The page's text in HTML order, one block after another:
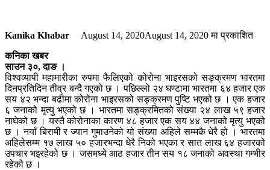
Kanika Khabar August 14, 2020August 14, 2020मा प्रकाशित
कनिका खबर
साउन ३०, दाङ ।
विश्वव्यापी महामारीका रुपमा फैलिएको कोरोना भाइरसको सङ्क्रमण भारतमा
दिनप्रतिदिन तीव्र बन्दै गएको छ । पछिल्लो २४ घण्टामा भारतमा ६४ हजार एक
सय ४२ भन्दा बढीमा कोरोना भाइरसको सङ्क्रमण पुष्टि भएको छ । एक हजार
६ जनाको मृत्यु भएको छ । भारतमा सङ्क्रमितको संख्या २४ लाख ५९ हजार
नाघेको छ । यस्तै कोरोनाका कारण ४८ हजार एक सय ४४ जनाको मृत्यु भएको
छ । नयाँ बिरामी र ज्यान गुमाउनेको यो संख्या अहिले सम्मकै धेरै हो । भारतमा
अहिलेसम्म १७ लाख ५० हजारभन्दा धेरै निको भएका र सात लाख ६४ हजारको
उपचार भइरहेको छ । जसमध्ये आठ हजार तीन सय १८ जनाको अवस्था गम्भीर
रहेको छ ।